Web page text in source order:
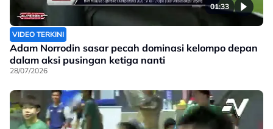
01:33
VIDEO TERKINI
Adam Norrodin sasar pecah dominasi kelompo depan
dalam aksi pusingan ketiga nanti
28/07/2026